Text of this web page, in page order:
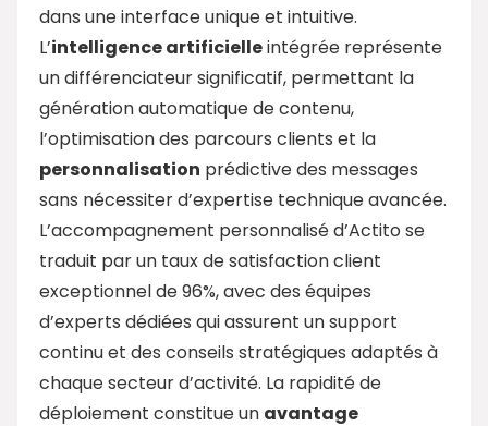
dans une interface unique et intuitive.
L’intelligence artificielleintégrée représente
un différenciateur significatif, permettant la
génération automatique de contenu,
l’optimisation des parcours clients et la
personnalisation prédictive des messages
sans nécessiter d’expertise technique avancée.
L’accompagnement personnalisé d’Actito se
traduit par un taux de satisfaction client
exceptionnel de 96%, avec des équipes
d’experts dédiées qui assurent un support
continu et des conseils stratégiques adaptés à
chaque secteur d’activité. La rapidité de
déploiement constitue un avantage